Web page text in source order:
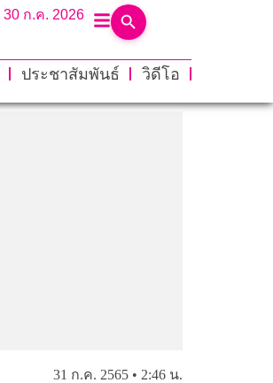
30 ก.ค. 2026
ประชาสัมพันธ์
วิดีโอ
31 ก.ค. 2565 • 2:46 น.